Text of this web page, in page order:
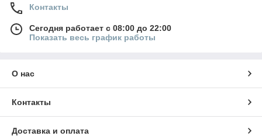
Контакты
Сегодня работает с 08:00 до 22:00
Показать весь график работы
О нас
Контакты
Доставка и оплата